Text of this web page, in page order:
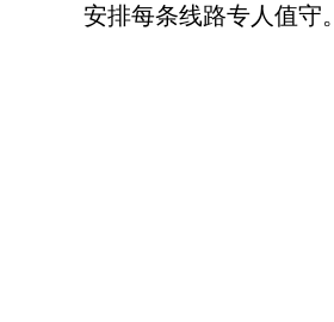
安排每条线路专人值守。